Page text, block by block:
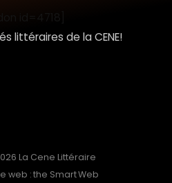
a
m
littéraires de la CENE!
La Cene Littéraire
web : the Smart Web